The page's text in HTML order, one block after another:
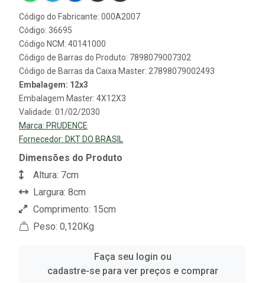
Código do Fabricante: 000A2007
Código: 36695
Código NCM: 40141000
Código de Barras do Produto: 7898079007302
Código de Barras da Caixa Master: 27898079002493
Embalagem: 12x3
Embalagem Master: 4X12X3
Validade: 01/02/2030
Marca: PRUDENCE
Fornecedor: DKT DO BRASIL
Dimensões do Produto
Altura: 7cm
Largura: 8cm
Comprimento: 15cm
Peso: 0,120Kg
Faça seu login ou
cadastre-se para ver preços e comprar